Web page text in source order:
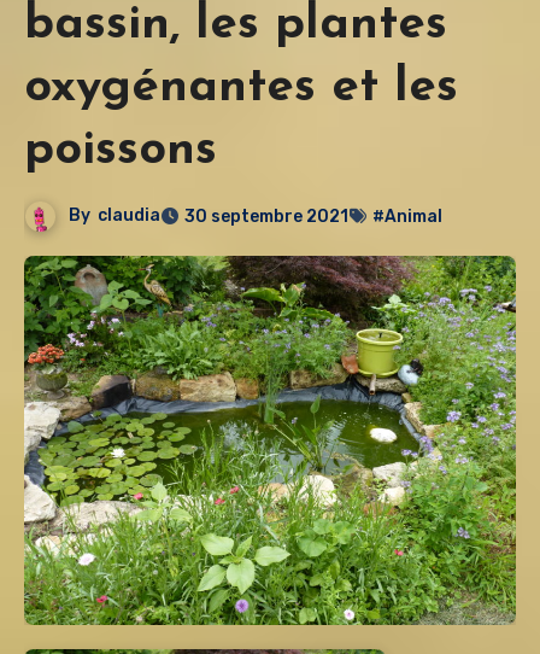
bassin, les plantes
oxygénantes et les
poissons
By claudia 30 septembre 2021 #Animal